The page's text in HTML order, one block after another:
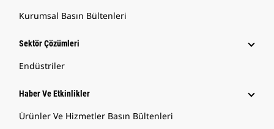
Kurumsal Basın Bültenleri
Sektör Çözümleri
Endüstriler
Haber Ve Etkinlikler
Ürünler Ve Hizmetler Basın Bültenleri